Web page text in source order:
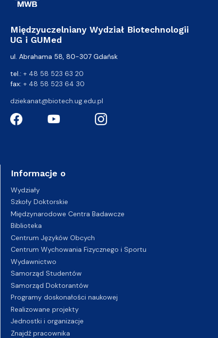
Międzyuczelniany Wydział Biotechnologii
UG i GUMed
ul. Abrahama 58, 80-307 Gdańsk
tel.: + 48 58 523 63 20
fax: + 48 58 523 64 30
dziekanat@biotech.ug.edu.pl
Informacje o
Wydziały
Szkoły Doktorskie
Międzynarodowe Centra Badawcze
Biblioteka
Centrum Języków Obcych
Centrum Wychowania Fizycznego i Sportu
Wydawnictwo
Samorząd Studentów
Samorząd Doktorantów
Programy doskonałości naukowej
Realizowane projekty
Jednostki i organizacje
Znajdź pracownika